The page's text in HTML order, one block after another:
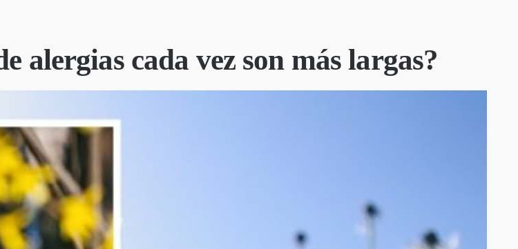
alergias cada vez son más largas?